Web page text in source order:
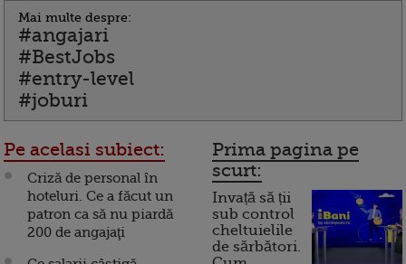
Mai multe despre:
#angajari
#BestJobs
#entry-level
#joburi
Pe acelasi subiect:
Criză de personal în
hoteluri. Ce a făcut un
patron ca să nu piardă
200 de angajaţi
Prima pagina pe
scurt:
Invață să ții
sub control
cheltuielile
de sărbători.